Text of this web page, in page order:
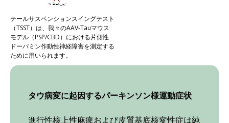
テールサスペンションスイングテスト
（TSST）は、我々のAAV-Tauマウス
モデル（PSP/CBD）における片側性
ドーパミン作動性神経障害を測定する
ために用いられます。
タウ病変に起因するパーキンソン様運動症状
進行性核上性麻痺および皮質基底核変性症は純